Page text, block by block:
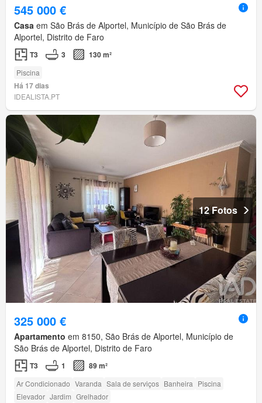
545 000 €
Casa em São Brás de Alportel, Município de São Brás de
Alportel, Distrito de Faro
T3 3 130 m²
Piscina
Há 17 dias
IDEALISTA.PT
12 Fotos
325 000 €
Apartamento em 8150, São Brás de Alportel, Município de
São Brás de Alportel, Distrito de Faro
T3 1 89 m²
Ar Condicionado Varanda Sala de serviços Banheira Piscina
Elevador Jardim Grelhador